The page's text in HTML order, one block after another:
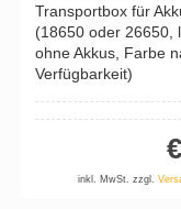
Transportbox für
(18650 oder 26650,
ohne Akkus, Farbe
Verfügbarkeit)
inkl. MwSt. zzgl.